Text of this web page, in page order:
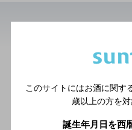
遊
[
Ｊ
このサイトにはお酒に関す
歳以上の方を対
誕生年月日を西